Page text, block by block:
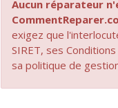
Aucun réparateur
exigez que
SIRET, ses
sa politique de